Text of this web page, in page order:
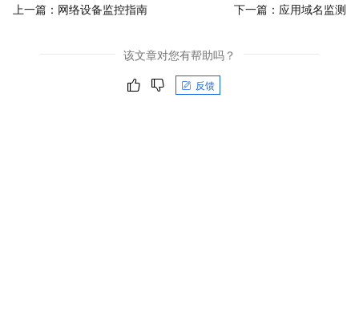
上一篇： 网络设备监控指南 下一篇： 应用域名监测
该文章对您有帮助吗？
反馈